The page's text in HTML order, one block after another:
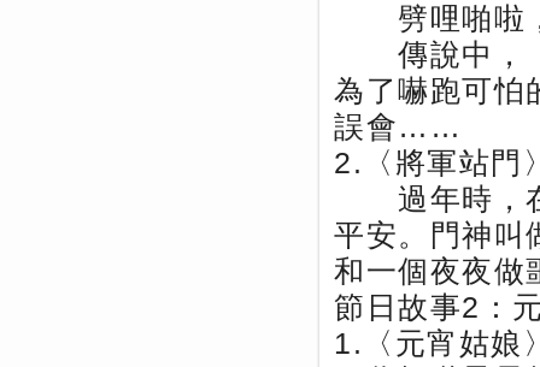
劈哩啪啦，
傳說中，「
為了嚇跑可怕
誤會……
2.〈將軍站門
過年時，在
平安。門神叫
和一個夜夜
節日故事2：
1.〈元宵姑娘